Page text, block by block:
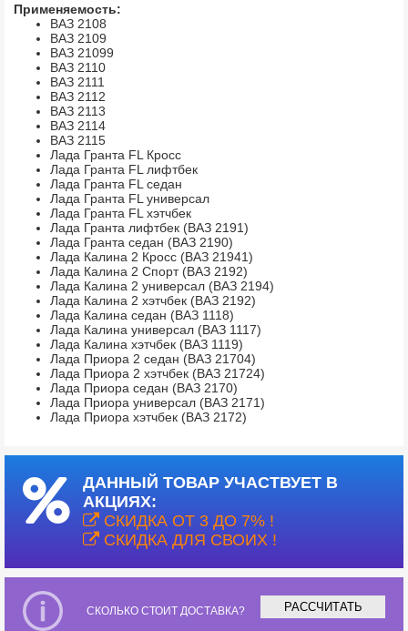
Применяемость:
ВАЗ 2108
ВАЗ 2109
ВАЗ 21099
ВАЗ 2110
ВАЗ 2111
ВАЗ 2112
ВАЗ 2113
ВАЗ 2114
ВАЗ 2115
Лада Гранта FL Кросс
Лада Гранта FL лифтбек
Лада Гранта FL седан
Лада Гранта FL универсал
Лада Гранта FL хэтчбек
Лада Гранта лифтбек (ВАЗ 2191)
Лада Гранта седан (ВАЗ 2190)
Лада Калина 2 Кросс (ВАЗ 21941)
Лада Калина 2 Спорт (ВАЗ 2192)
Лада Калина 2 универсал (ВАЗ 2194)
Лада Калина 2 хэтчбек (ВАЗ 2192)
Лада Калина седан (ВАЗ 1118)
Лада Калина универсал (ВАЗ 1117)
Лада Калина хэтчбек (ВАЗ 1119)
Лада Приора 2 седан (ВАЗ 21704)
Лада Приора 2 хэтчбек (ВАЗ 21724)
Лада Приора седан (ВАЗ 2170)
Лада Приора универсал (ВАЗ 2171)
Лада Приора хэтчбек (ВАЗ 2172)
ДАННЫЙ ТОВАР УЧАСТВУЕТ В
АКЦИЯХ:
СКИДКА ОТ 3 ДО 7% !
СКИДКА ДЛЯ СВОИХ !
СКОЛЬКО СТОИТ ДОСТАВКА? РАССЧИТАТЬ